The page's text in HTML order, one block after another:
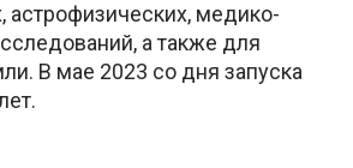
астрофизических, медико-
а также для
В мае 2023 со дня запуска